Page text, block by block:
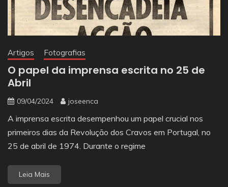
Artigos Fotografias
O papel da imprensa escrita no 25 de
Abril
09/04/2024 joseenca
A imprensa escrita desempenhou um papel crucial nos
primeiros dias da Revolução dos Cravos em Portugal, no
25 de abril de 1974. Durante o regime
Leia Mais